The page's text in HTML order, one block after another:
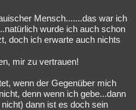
Mensch.......das war ich
wurde ich auch schon
doch ich erwarte auch nichts
mir zu vertrauen!
wenn der Gegenüber mich
denn wenn ich gebe...dann
dann ist es doch sein